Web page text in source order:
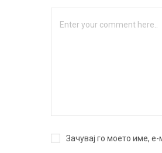
Зачувај го моето име,